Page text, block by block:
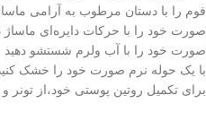
فوم را با دستان مرطوب به آرامی
صورت خود را با حرکات دایره‌ای ماساژ
صورت خود را با آب ولرم شستشو دهید
با یک حوله نرم صورت خود را خشک
برای تکمیل روتین پوستی خود،از تونر